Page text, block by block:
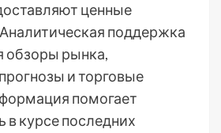
ценные
поддержка
обзоры рынка,
и торговые
помогает
курсе последних